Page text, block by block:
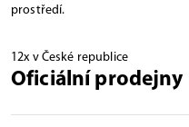
prostředí.
12x v České republice
Oficiální prodejny